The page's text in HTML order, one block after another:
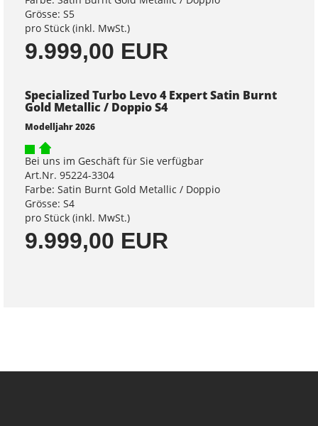
Grösse: S5
pro Stück (inkl. MwSt.)
9.999,00 EUR
Specialized Turbo Levo 4 Expert Satin Burnt
Gold Metallic / Doppio S4
Modelljahr 2026
Bei uns im Geschäft für Sie verfügbar
Art.Nr. 95224-3304
Farbe: Satin Burnt Gold Metallic / Doppio
Grösse: S4
pro Stück (inkl. MwSt.)
9.999,00 EUR